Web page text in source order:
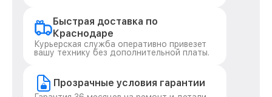
Быстрая доставка по
Краснодаре
Курьерская служба оперативно привезет
вашу технику без дополнительной платы.
Прозрачные условия гарантии